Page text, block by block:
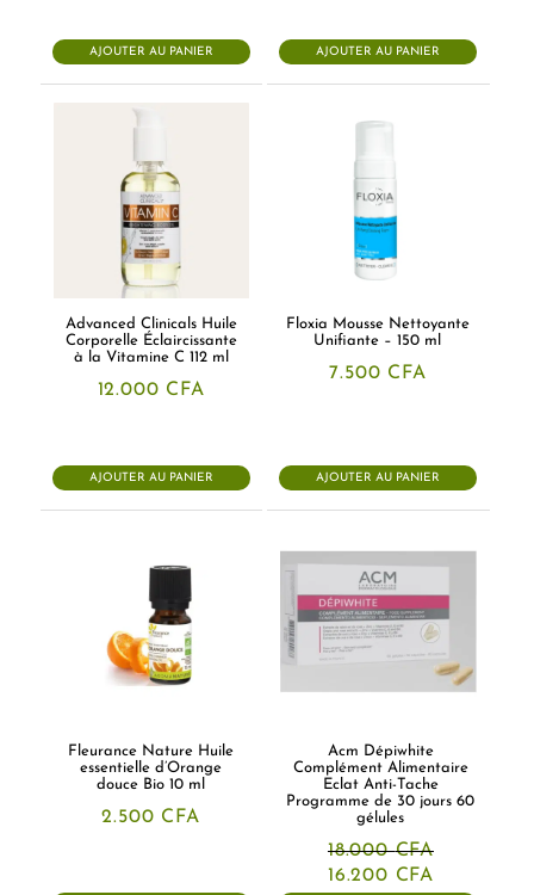
était :
18.000 CFA.
est :
13.500 CFA.
AJOUTER AU PANIER AJOUTER AU PANIER
Advanced Clinicals Huile
Corporelle Éclaircissante
à la Vitamine C 112 ml
12.000 CFA
AJOUTER AU PANIER
Floxia Mousse Nettoyante
Unifiante – 150 ml
7.500 CFA
AJOUTER AU PANIER
Fleurance Nature Huile
essentielle d’Orange
douce Bio 10 ml
2.500 CFA
Acm Dépiwhite
Complément Alimentaire
Eclat Anti-Tache
Programme de 30 jours 60
gélules
18.000CFA
Le
prix
16.200 CFA
prix